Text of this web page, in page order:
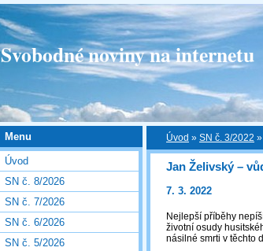
Svobodné noviny na internetu
Úvod » SN č. 3/2022 »
Jan Želivský –
7. 3. 2022
Nejlepší příběhy
životní osudy
násilné smrti v těchto
Menu
Úvod
SN č. 8/2026
SN č. 7/2026
SN č. 6/2026
SN č. 5/2026